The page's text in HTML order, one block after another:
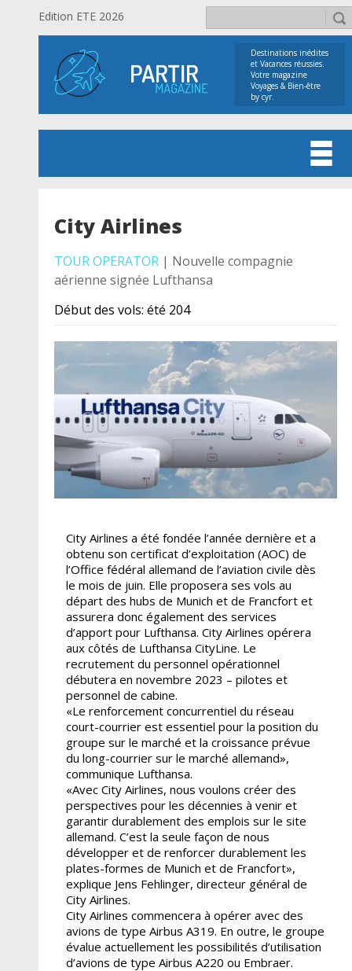
Edition ETE 2026
Destinations inédites
et Vacances réussies.
Votre magazine
Voyages & Bien-être
by cyr.
City Airlines
TOUR OPERATOR| Nouvelle compagnie
aérienne signée Lufthansa
Début des vols: été 204
City Airlines a été fondée l’année dernière et a
obtenu son certificat d’exploitation (AOC) de
l’Office fédéral allemand de l’aviation civile dès
le mois de juin. Elle proposera ses vols au
départ des hubs de Munich et de Francfort et
assurera donc également des services
d’apport pour Lufthansa. City Airlines opérera
aux côtés de Lufthansa CityLine. Le
recrutement du personnel opérationnel
débutera en novembre 2023 – pilotes et
personnel de cabine.
«Le renforcement concurrentiel du réseau
court-courrier est essentiel pour la position du
groupe sur le marché et la croissance prévue
du long-courrier sur le marché allemand»,
communique Lufthansa.
«Avec City Airlines, nous voulons créer des
perspectives pour les décennies à venir et
garantir durablement des emplois sur le site
allemand. C’est la seule façon de nous
développer et de renforcer durablement les
plates-formes de Munich et de Francfort»,
explique Jens Fehlinger, directeur général de
City Airlines.
City Airlines commencera à opérer avec des
avions de type Airbus A319. En outre, le groupe
évalue actuellement les possibilités d’utilisation
d’avions de type Airbus A220 ou Embraer.